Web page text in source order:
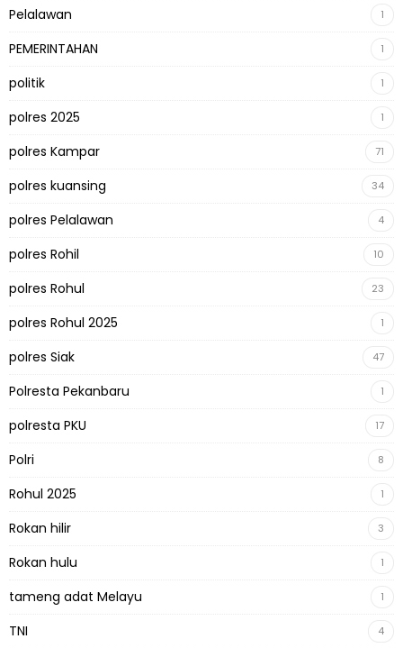
Pelalawan 1
PEMERINTAHAN 1
politik 1
polres 2025 1
polres Kampar 71
polres kuansing 34
polres Pelalawan 4
polres Rohil 10
polres Rohul 23
polres Rohul 2025 1
polres Siak 47
Polresta Pekanbaru 1
polresta PKU 17
Polri 8
Rohul 2025 1
Rokan hilir 3
Rokan hulu 1
tameng adat Melayu 1
TNI 4